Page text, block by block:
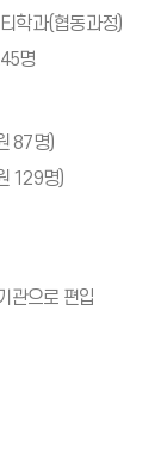
학과(협동과정)
명
87명)
129명)
관으로 편입